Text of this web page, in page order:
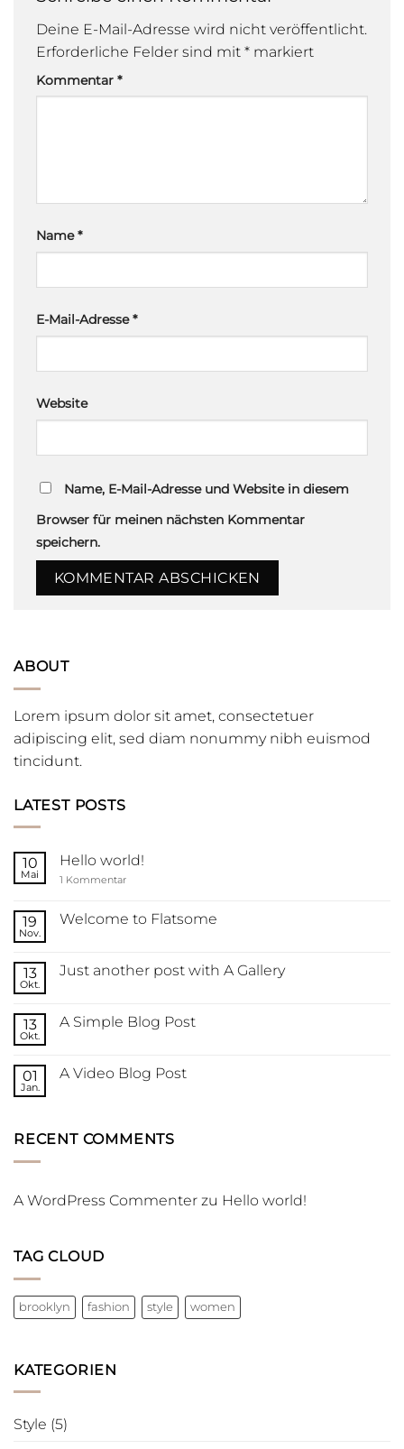
Deine E-Mail-Adresse wird nicht veröffentlicht.
Erforderliche Felder sind mit * markiert
Kommentar *
Name*
E-Mail-Adresse*
Website
Name, E-Mail-Adresse und Website in diesem
Browser für meinen nächsten Kommentar
speichern.
ABOUT
Lorem ipsum dolor sit amet, consectetuer
adipiscing elit, sed diam nonummy nibh euismod
tincidunt.
LATEST POSTS
10
Mai
Hello world!
1 Kommentarzu
19
Nov.
Welcome to Flatsome
Welcome
13
Okt.
Just another post with A Gallery
Just
A
Gallery
13
Okt.
A Simple Blog Post
A
01
Jan.
A Video Blog Post
Video
RECENT COMMENTS
A WordPress Commenter zu Hello world!
TAG CLOUD
brooklyn fashion style women
KATEGORIEN
Style (5)